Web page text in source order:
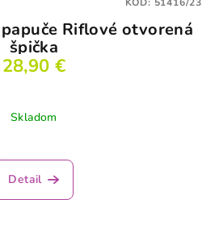
Riflové otvorená
špička
28,90 €
Skladom
Detail
KÓD: 51416/23